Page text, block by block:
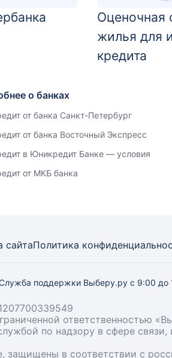
Оценочная
жилья для
кредита
о банках
от банка Санкт-Петербург
от банка Восточный Экспресс
в Юникредит Банке — условия
от МКБ банка
сайтаПолитика
поддержки Выберу.ру с 9:00 до
ответственностью
по надзору в сфере
защищены в соответствии с